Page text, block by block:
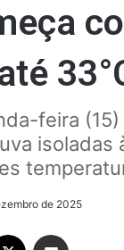
feira
isoladas
de 2025